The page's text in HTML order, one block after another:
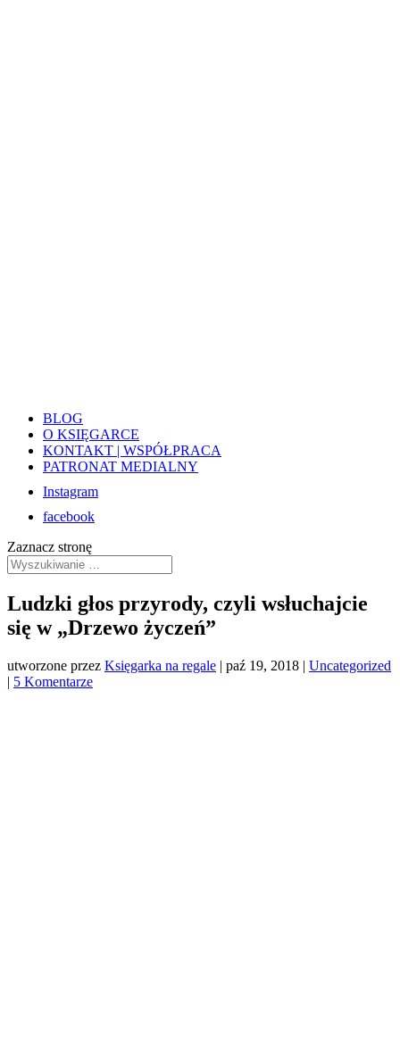
BLOG
O KSIĘGARCE
KONTAKT | WSPÓŁPRACA
PATRONAT MEDIALNY
Instagram
facebook
Zaznacz stronę
Ludzki głos przyrody, czyli wsłuchajcie
się w „Drzewo życzeń”
utworzone przez Księgarka na regale | paź 19, 2018 | Uncategorized
| 5 Komentarze